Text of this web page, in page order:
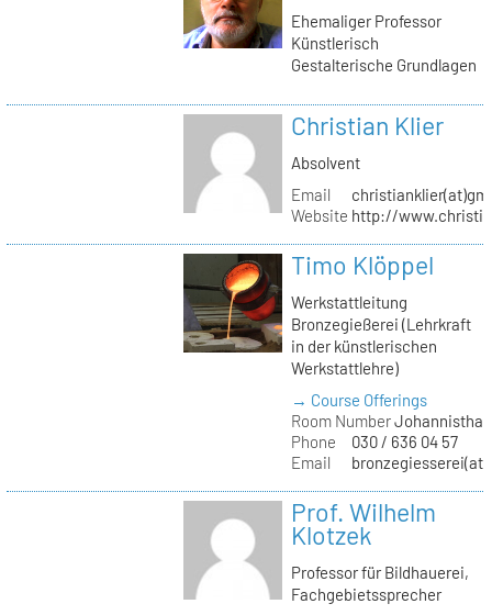
Ehemaliger Professor
Künstlerisch
Gestalterische Grundlagen
Christian Klier
Absolvent
Email
Website http://
Timo Klöppel
Werkstattleitung
Bronzegießerei (Lehrkraft
in der künstlerischen
Werkstattlehre)
→ Course Offerings
Room NumberJohannisthal
Phone
030 / 636 04 57
Email
Prof. Wilhelm
Klotzek
Professor für Bildhauerei,
Fachgebietssprecher